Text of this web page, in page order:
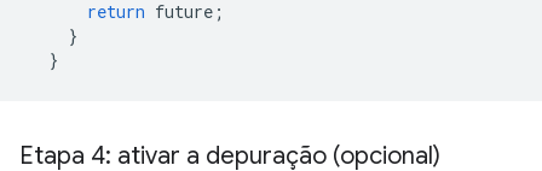
return future ;
}
}
Etapa 4: ativar a depuração (opcional)